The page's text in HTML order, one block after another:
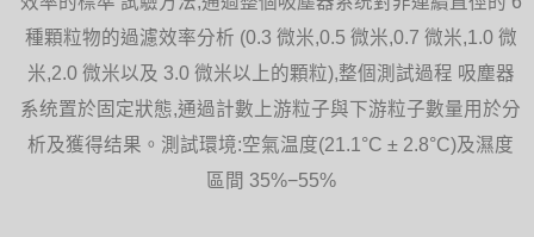
種顆粒物的過濾效率分析 (0.3 微米,0.5 微米,0.7 微米,1.0 微
米,2.0 微米以及 3.0 微米以上的顆粒),整個測試過程 吸塵器
系统置於固定狀態,通過計數上游粒子與下游粒子數量用於分
析及獲得结果。測試環境:空氣温度(21.1°C ± 2.8°C)及濕度
區間 35%−55%